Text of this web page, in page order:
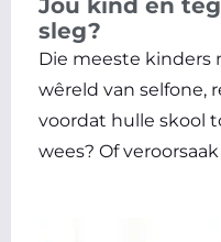
Jou kind en
sleg?
Die meeste kinders
wêreld van selfone,
voordat hulle skool
wees? Of veroorsaak